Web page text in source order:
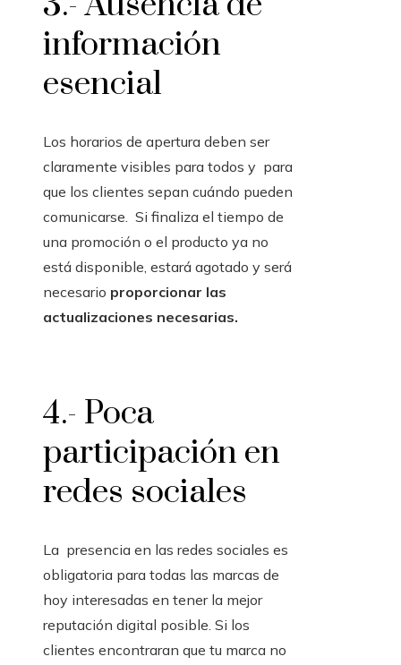
información
esencial
Los horarios de apertura deben ser
claramente visibles para todos y para
que los clientes sepan cuándo pueden
comunicarse. Si finaliza el tiempo de
una promoción o el producto ya no
está disponible, estará agotado y será
necesario proporcionar las
actualizaciones necesarias.
4.- Poca
participación en
redes sociales
La presencia en las redes sociales es
obligatoria para todas las marcas de
hoy interesadas en tener la mejor
reputación digital posible. Si los
clientes encontraran que tu marca no